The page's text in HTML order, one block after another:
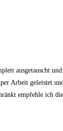
ausgetauscht und
Arbeit geleistet
empfehle ich die